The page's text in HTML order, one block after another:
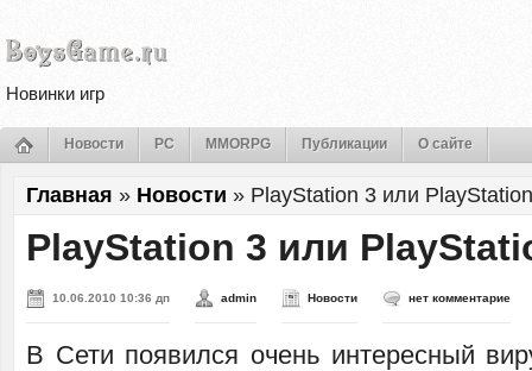
Новинки игр
Новости PC MMORPG Публикации О сайте
Главная » Новости » PlayStation 3 или
PlayStation 3 или
10.06.2010 10:36 дп admin Новости нет комментарие
В Сети появился очень интересный